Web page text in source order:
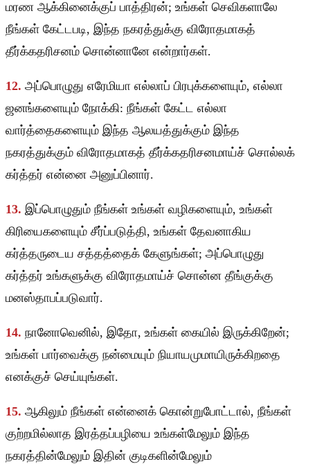
மரண ஆக்கினைக்குப் பாத்திரன்; உங்கள் செவிகளாலே
நீங்கள் கேட்டபடி, இந்த நகரத்துக்கு விரோதமாகத்
தீர்க்கதரிசனம் சொன்னானே என்றார்கள்.
12. அப்பொழுது எரேமியா எல்லாப் பிரபுக்களையும், எல்லா
ஜனங்களையும் நோக்கி: நீங்கள் கேட்ட எல்லா
வார்த்தைகளையும் இந்த ஆலயத்துக்கும் இந்த
நகரத்துக்கும் விரோதமாகத் தீர்க்கதரிசனமாய்ச் சொல்லக்
கர்த்தர் என்னை அனுப்பினார்.
13. இப்பொழுதும் நீங்கள் உங்கள் வழிகளையும், உங்கள்
கிரியைகளையும் சீர்ப்படுத்தி, உங்கள் தேவனாகிய
கர்த்தருடைய சத்தத்தைக் கேளுங்கள்; அப்பொழுது
கர்த்தர் உங்களுக்கு விரோதமாய்ச் சொன்ன தீங்குக்கு
மனஸ்தாபப்படுவார்.
14. நானோவெனில், இதோ, உங்கள் கையில் இருக்கிறேன்;
உங்கள் பார்வைக்கு நன்மையும் நியாயமுமாயிருக்கிறதை
எனக்குச் செய்யுங்கள்.
15. ஆகிலும் நீங்கள் என்னைக் கொன்றுபோட்டால், நீங்கள்
குற்றமில்லாத இரத்தப்பழியை உங்கள்மேலும் இந்த
நகரத்தின்மேலும் இதின் குடிகளின்மேலும்